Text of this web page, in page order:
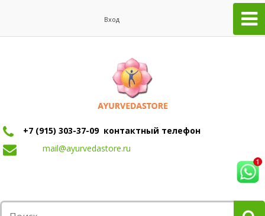
Вход
+7 (915) 303-37-09 контактный телефон
mail@ayurvedastore.ru